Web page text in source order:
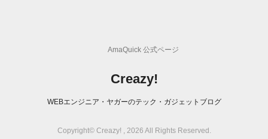
AmaQuick 公式ページ
Creazy!
WEBエンジニア・ヤガーのテック・ガジェットブログ
Copyright© Creazy! , 2026 All Rights Reserved.